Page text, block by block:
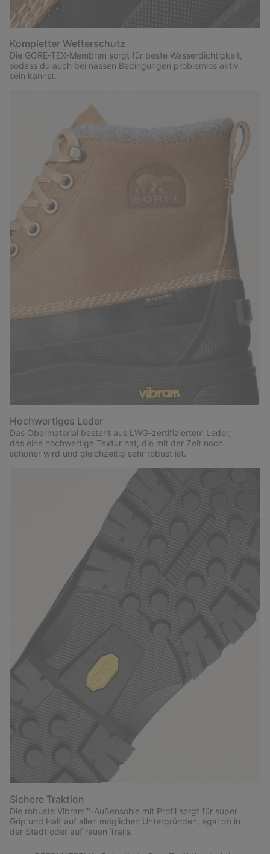
Kompletter Wetterschutz
Die GORE‑TEX‑Membran sorgt für beste Wasserdichtigkeit,
sodass du auch bei nassen Bedingungen problemlos aktiv
sein kannst.
Hochwertiges Leder
Das Obermaterial besteht aus LWG-zertifiziertem Leder,
das eine hochwertige Textur hat, die mit der Zeit noch
schöner wird und gleichzeitig sehr robust ist.
Sichere Traktion
Die robuste Vibram™-Außensohle mit Profil sorgt für super
Grip und Halt auf allen möglichen Untergründen, egal ob in
der Stadt oder auf rauen Trails.